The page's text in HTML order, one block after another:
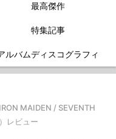
最高傑作
特集記事
ルバムディスコグラフィ
IRON MAIDEN / SEVENTH
レビュー